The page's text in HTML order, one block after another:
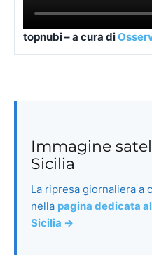
topnubi – a cura di
Immagine
Sicilia
La ripresa giornaliera a
nella pagina dedicata
Sicilia →